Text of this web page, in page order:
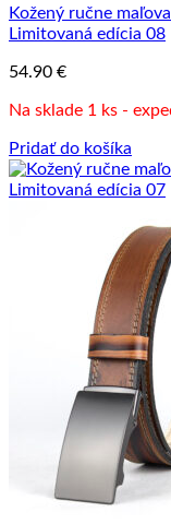
Kožený ručne
Limitovaná edícia 08
54.90 €
Na sklade 1 ks -
Pridať do košíka